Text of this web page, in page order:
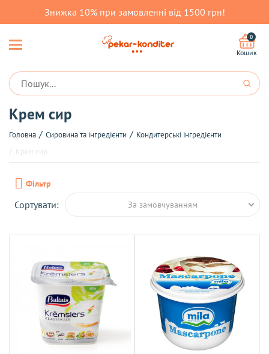
Знижка 10% при замовленні від 1500 грн!
0
Кошик
Крем сир
Головна Сировина та інгредієнти
Кондитерські інгредієнти
Фільтр
Сортувати: За замовчуванням